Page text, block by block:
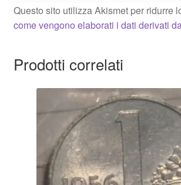
Questo sito utilizza Akismet per ridurre
come vengono elaborati i dati derivati
Prodotti correlati